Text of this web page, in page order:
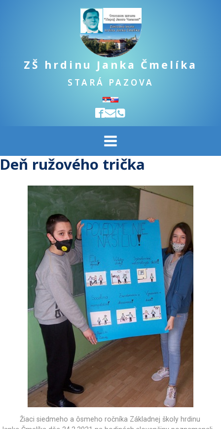
ZŠ hrdinu Janka Čmelíka
STARÁ PAZOVA
Deň ružového trička
Žiaci siedmeho a ôsmeho ročníka Základnej školy hrdinu